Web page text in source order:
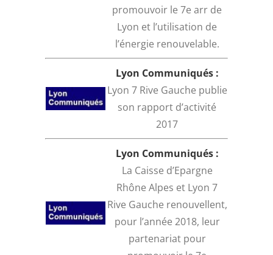
promouvoir le 7e arr de
Lyon et l’utilisation de
l’énergie renouvelable.
Lyon Communiqués :
Lyon 7 Rive Gauche publie
son rapport d’activité
2017
Lyon Communiqués :
La Caisse d’Epargne
Rhône Alpes et Lyon 7
Rive Gauche renouvellent,
pour l’année 2018, leur
partenariat pour